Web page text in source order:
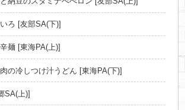
ろ [友部SA(下)]
麺 [東海PA(上)]
の冷しつけ汁うどん [東海PA(下)]
SA(上)]